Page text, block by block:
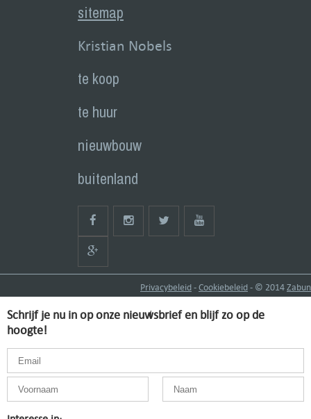
sitemap
Kristian Nobels
te koop
te huur
nieuwbouw
buitenland
Privacybeleid-Cookiebeleid- © 2014Zabun
Schrijf je nu in op onze nieuwsbrief en blijf zo op de
hoogte!